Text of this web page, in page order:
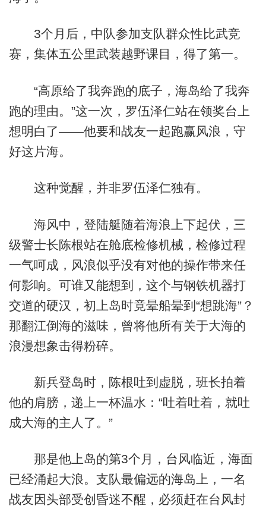
3个月后，中队参加支队群众性比武竞
赛，集体五公里武装越野课目，得了第一。
“高原给了我奔跑的底子，海岛给了我奔
跑的理由。”这一次，罗伍泽仁站在领奖台上
想明白了——他要和战友一起跑赢风浪，守
好这片海。
这种觉醒，并非罗伍泽仁独有。
海风中，登陆艇随着海浪上下起伏，三
级警士长陈根站在舱底检修机械，检修过程
一气呵成，风浪似乎没有对他的操作带来任
何影响。可谁又能想到，这个与钢铁机器打
交道的硬汉，初上岛时竟晕船晕到“想跳海”？
那翻江倒海的滋味，曾将他所有关于大海的
浪漫想象击得粉碎。
新兵登岛时，陈根吐到虚脱，班长拍着
他的肩膀，递上一杯温水：“吐着吐着，就吐
成大海的主人了。”
那是他上岛的第3个月，台风临近，海面
已经涌起大浪。支队最偏远的海岛上，一名
战友因头部受创昏迷不醒，必须赶在台风封